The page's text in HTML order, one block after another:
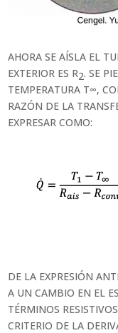
AHORA SE AÍSLA EL
EXTERIOR ES R2. SE
TEMPERATURA T∞,
RAZÓN DE LA
EXPRESAR COMO:
DE LA EXPRESIÓN
A UN CAMBIO EN EL
TÉRMINOS
CRITERIO DE LA